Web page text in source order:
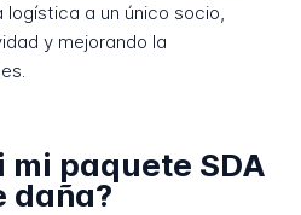
a un único socio,
y mejorando la
mi paquete SDA
daña?